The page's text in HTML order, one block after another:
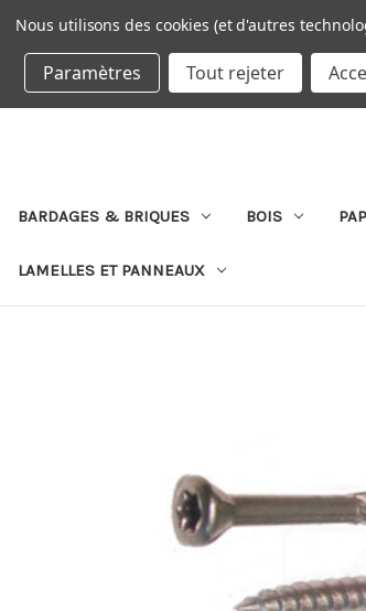
DEVISE : EUR
BARDAGES & BRIQUES BOIS
LAMELLES ET PANNEAUX
Nous utilisons des cookies (et d'autres
Paramètres Tout rejeter